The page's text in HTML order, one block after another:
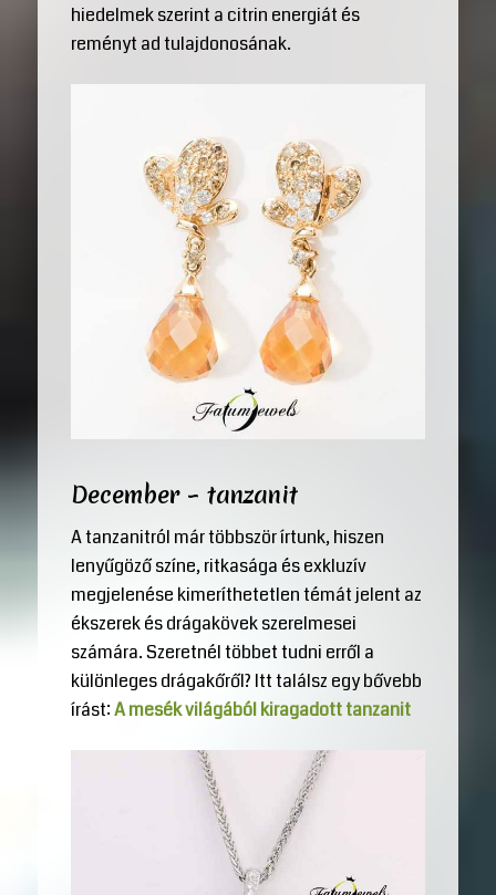
hiedelmek szerint a citrin energiát és
reményt ad tulajdonosának.
December – tanzanit
A tanzanitról már többször írtunk, hiszen
lenyűgöző színe, ritkasága és exkluzív
megjelenése kimeríthetetlen témát jelent az
ékszerek és drágakövek szerelmesei
számára. Szeretnél többet tudni erről a
különleges drágakőről? Itt találsz egy bővebb
írást:A mesék világából kiragadott tanzanit